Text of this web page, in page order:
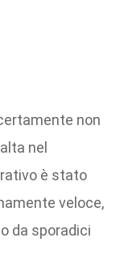
non
nel
è stato
veloce,
da sporadici